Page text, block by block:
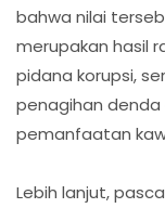
bahwa nilai
merupakan hasil
pidana korupsi,
penagihan
pemanfaatan
Lebih lanjut,